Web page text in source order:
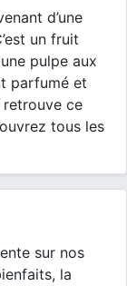
d’une
un fruit
pulpe aux
parfumé et
retrouve ce
tous les
sur nos
la